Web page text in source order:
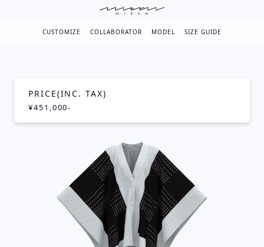
CUSTOMIZE COLLABORATOR MODEL SIZE GUIDE
PRICE(INC. TAX)
¥451,000-